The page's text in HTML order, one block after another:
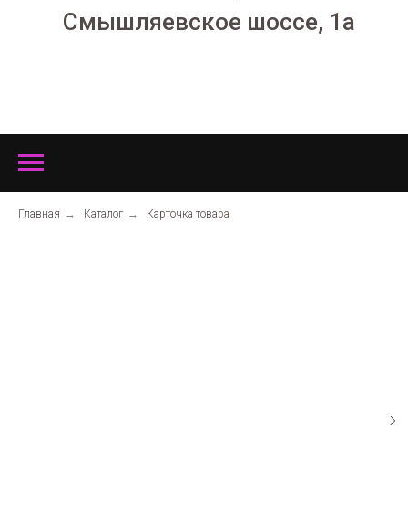
Смышляевское шоссе, 1а
Главная → Каталог → Карточка товара